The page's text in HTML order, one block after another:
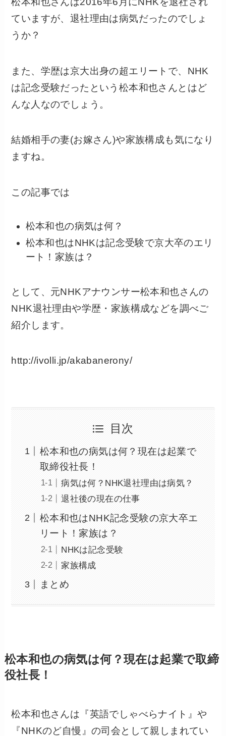
ていますが、退社理由は病気だったのでしょ
うか？
また、学歴は京大出身の超エリートで、NHK
は記念受験だったという松本和也さんとはど
んな人なのでしょう。
結婚相手の妻(お嫁さん)や家族構成も気になり
ますね。
この記事では
松本和也の病気は何？
松本和也はNHKは記念受験で京大卒のエリ
ート！家族は？
として、元NHKアナウンサー松本和也さんの
NHK退社理由や学歴・家族構成などを調べご
紹介します。
http://ivolli.jp/akabanerony/
目次
松本和也の病気は何？現在は起業で
取締役社長！
病気は何？NHK退社理由は病気？
退社後の現在の仕事
松本和也はNHK記念受験の京大卒エ
リート！家族は？
NHKは記念受験
家族構成
まとめ
松本和也の病気は何？現在は起業で取締
役社長！
松本和也さんは『英語でしゃべらナイト』や
『NHKのど自慢』の司会として親しまれてい